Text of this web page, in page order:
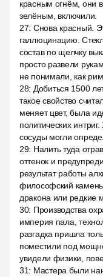
красным огнём, они
зелёным, включили.
27: Снова красный.
галлюцинацию.
состав по щелчку
просто развели
не понимали, как
28: Добиться 1500
такое свойство
меняет цвет, была
политических
сосуды могли
29: Налить туда
оттенок и
результат работы
философский
дракона или редкие
30: Производства
империя пала,
разгадка пришла
поместили под
увидели физики,
31: Мастера были